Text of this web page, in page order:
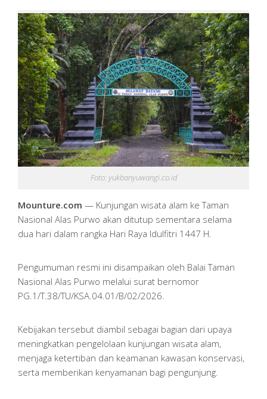
Foto: yukbanyuwangi.co.id
Mounture.com — Kunjungan wisata alam ke Taman
Nasional Alas Purwo akan ditutup sementara selama
dua hari dalam rangka Hari Raya Idulfitri 1447 H.
Pengumuman resmi ini disampaikan oleh Balai Taman
Nasional Alas Purwo melalui surat bernomor
PG.1/T.38/TU/KSA.04.01/B/02/2026.
Kebijakan tersebut diambil sebagai bagian dari upaya
meningkatkan pengelolaan kunjungan wisata alam,
menjaga ketertiban dan keamanan kawasan konservasi,
serta memberikan kenyamanan bagi pengunjung.